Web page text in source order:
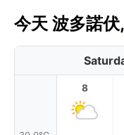
今天 波多諾
8